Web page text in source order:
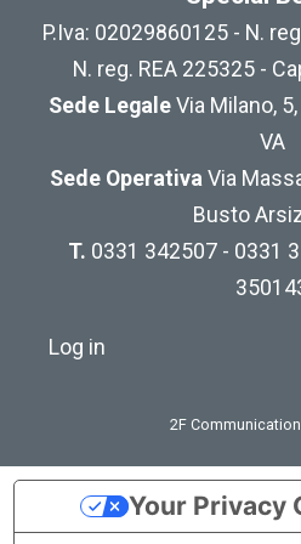
P.Iva: 02029860125 - N.
N. reg. REA 225325 -
Sede LegaleVia Milano,
VA
Sede Operativa Via
Busto
T. 0331 342507 - 0331
Log in
2F
Your Privacy